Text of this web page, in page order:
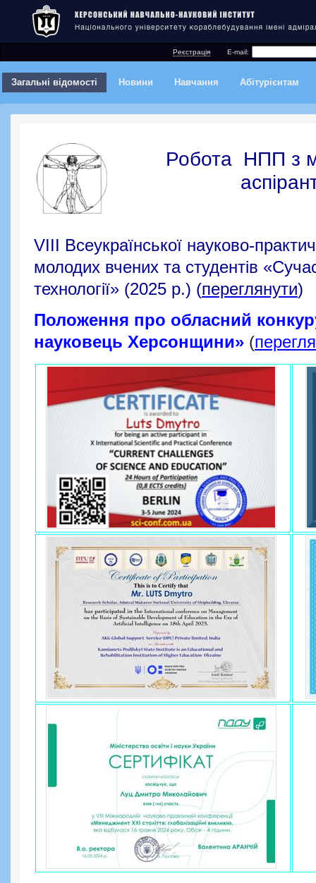
Реєстрація E-mail:
Загальні відомості Новини Навчання Абітурієнтам
Робота НПП з
VIIІ Всеукраїнської науково-
молодих вчених та студентів
технології» (2025 р.) (переглянути)
Положення про обласний
науковець Херсонщини» (